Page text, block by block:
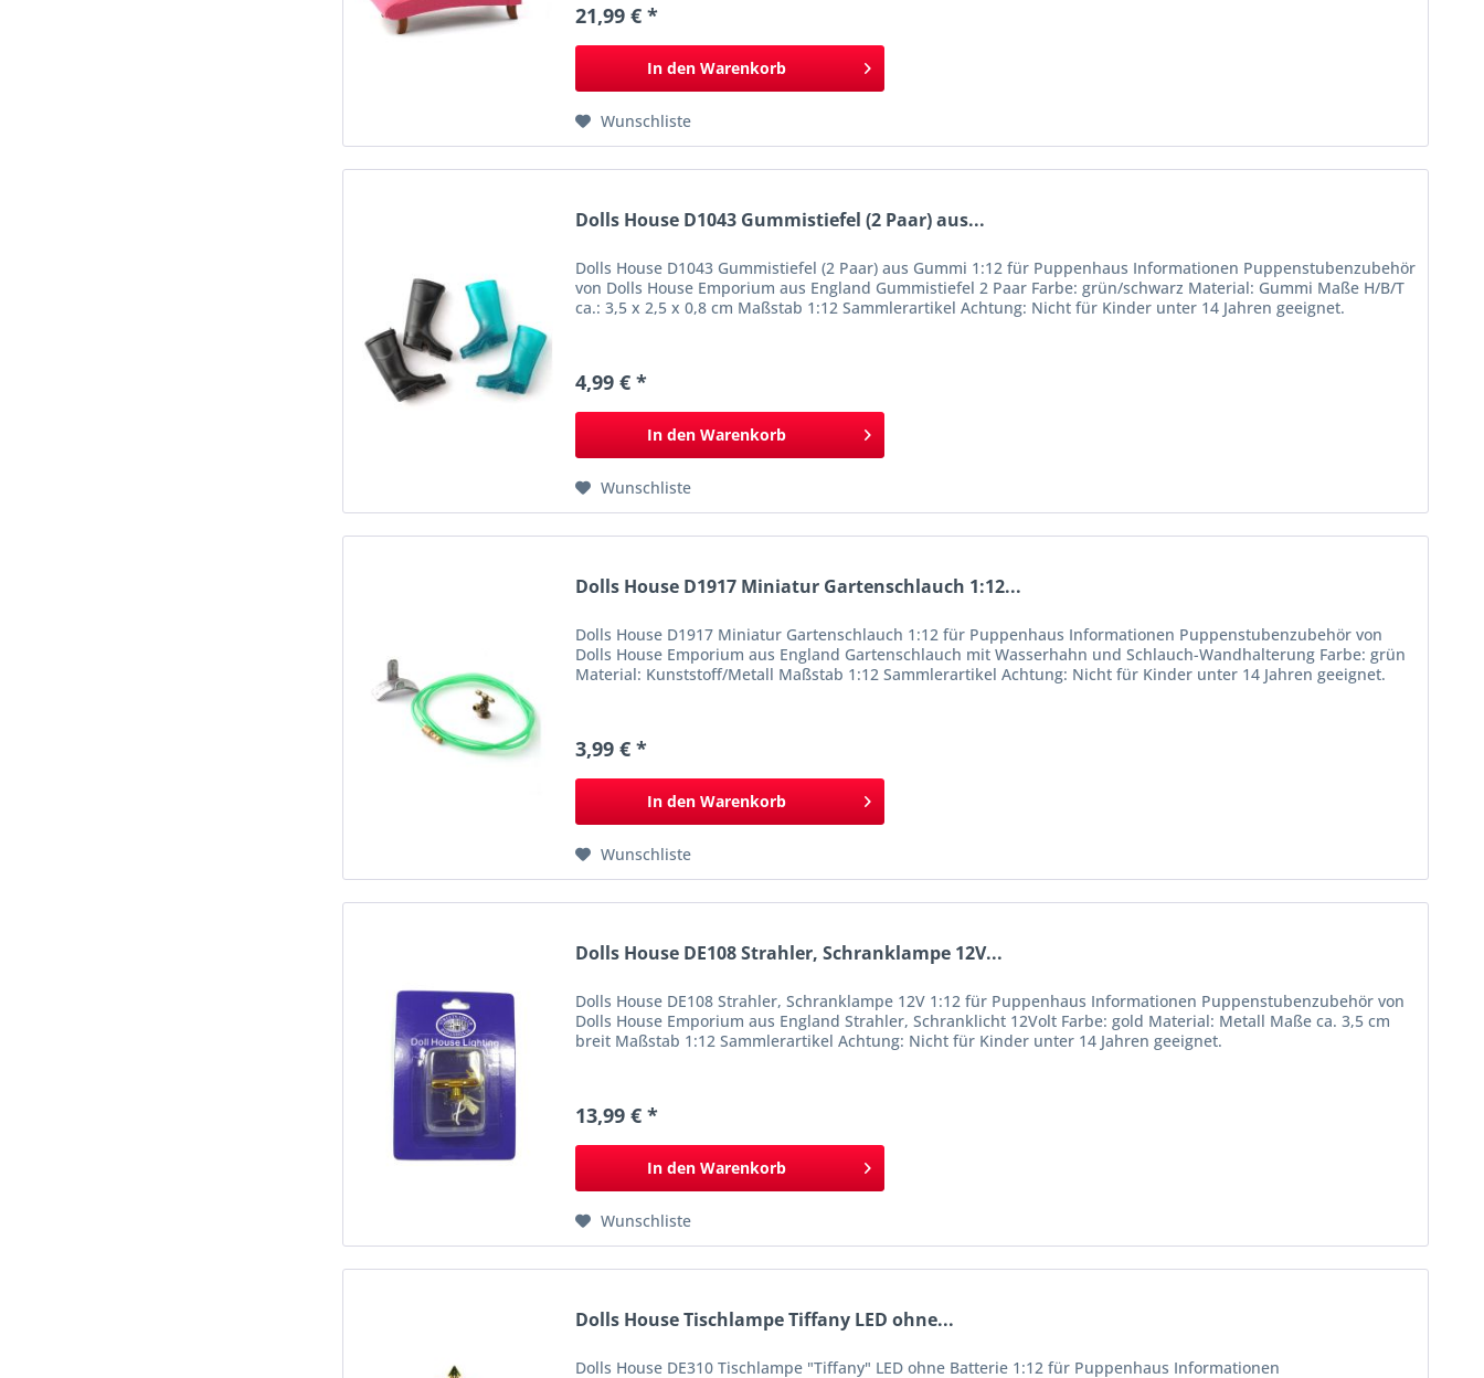
21,99 € *
In den Warenkorb
Wunschliste
Dolls House D1043 Gummistiefel (2 Paar) aus...
Dolls House D1043 Gummistiefel (2 Paar) aus Gummi 1:12 für Puppenhaus Informationen Puppenstubenzubehör
von Dolls House Emporium aus England Gummistiefel 2 Paar Farbe: grün/schwarz Material: Gummi Maße H/B/T
ca.: 3,5 x 2,5 x 0,8 cm Maßstab 1:12 Sammlerartikel Achtung: Nicht für Kinder unter 14 Jahren geeignet.
4,99 € *
In den Warenkorb
Wunschliste
Dolls House D1917 Miniatur Gartenschlauch 1:12...
Dolls House D1917 Miniatur Gartenschlauch 1:12 für Puppenhaus Informationen Puppenstubenzubehör von
Dolls House Emporium aus England Gartenschlauch mit Wasserhahn und Schlauch-Wandhalterung Farbe: grün
Material: Kunststoff/Metall Maßstab 1:12 Sammlerartikel Achtung: Nicht für Kinder unter 14 Jahren geeignet.
3,99 € *
In den Warenkorb
Wunschliste
Dolls House DE108 Strahler, Schranklampe 12V...
Dolls House DE108 Strahler, Schranklampe 12V 1:12 für Puppenhaus Informationen Puppenstubenzubehör von
Dolls House Emporium aus England Strahler, Schranklicht 12Volt Farbe: gold Material: Metall Maße ca. 3,5 cm
breit Maßstab 1:12 Sammlerartikel Achtung: Nicht für Kinder unter 14 Jahren geeignet.
13,99 € *
In den Warenkorb
Wunschliste
Dolls House Tischlampe Tiffany LED ohne...
Dolls House DE310 Tischlampe "Tiffany" LED ohne Batterie 1:12 für Puppenhaus Informationen